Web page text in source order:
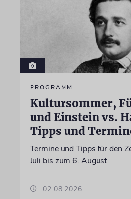
PROGRAMM
Kultursommer,
und Einstein vs.
Tipps und
Termine und Tipps für den
Juli bis zum 6. August
02.08.2026